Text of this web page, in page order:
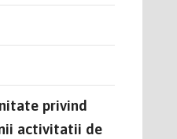
privind
activitatii de